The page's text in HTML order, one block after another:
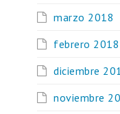
marzo 2018
febrero 2018
diciembre
noviembre